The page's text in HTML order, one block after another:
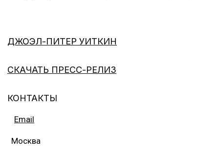
ДЖОЭЛ-ПИТЕР УИТКИН
СКАЧАТЬ ПРЕСС-РЕЛИЗ
КОНТАКТЫ
Email
Москва